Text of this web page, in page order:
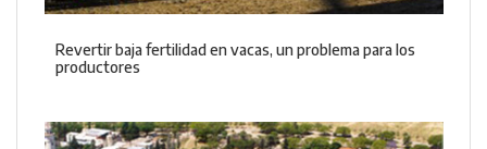
Revertir baja fertilidad en vacas, un problema para los
productores